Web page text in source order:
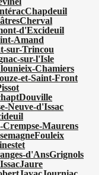
Chapdeuil
Cherval
d'Excideuil
Amand
sur-Trincou
sur-l'Isle
Chamiers
et-Saint-Front
Douville
Neuve-d'Issac
Maurens
Fouleix
d'AnsGrignols
IssacJaure